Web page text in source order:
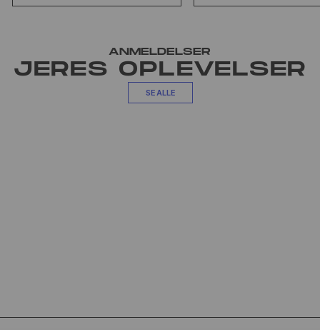
ANMELDELSER
JERES OPLEVELSER
SE ALLE